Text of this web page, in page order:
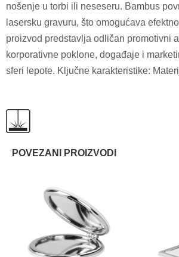
nošenje u torbi ili neseseru. Bambus
lasersku gravuru, što omogućava
proizvod predstavlja odličan promotivni
korporativne poklone, događaje i
sferi lepote. Ključne karakteristike:
POVEZANI PROIZVODI